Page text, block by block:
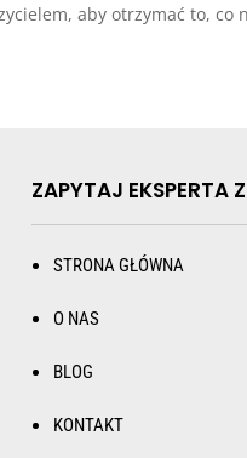
aby otrzymać to, co
ZAPYTAJ EKSPERTA
STRONA GŁÓWNA
O NAS
BLOG
KONTAKT